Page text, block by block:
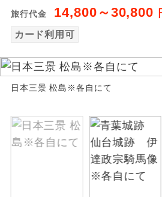
旅行代金 14,800～30,800
カード利用可
日本三景 松島※各自にて
新コース 初登場のコース
然遺産を訪ねる
絶景 絶景スポットに
温泉 温泉地にも宿泊
ご宿泊ホテルに
す。